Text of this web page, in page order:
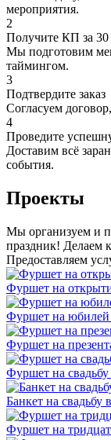
мероприятия.
2
Получите КП за
Мы подготовим
таймингом.
3
Подтвердите заказ
Согласуем
4
Проведите
Доставим всё
события.
Проекты
Мы организуем и
праздник! Делаем
Предоставляем
Фуршет на
Фуршет на юбилей
Фуршет на
Фуршет на
Банкет на свадьбу
Фуршет на